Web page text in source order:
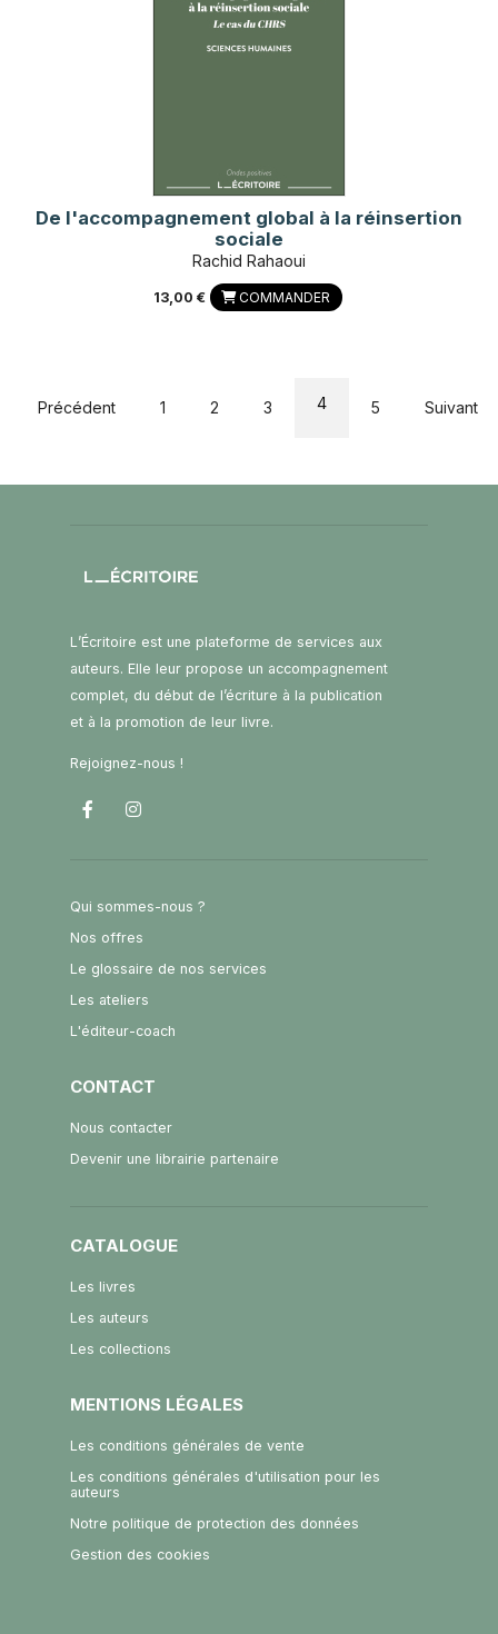
De l'accompagnement global à la réinsertion
sociale
Rachid Rahaoui
13,00 € COMMANDER
Précédent 1 2 3 4 5 Suivant
L’Écritoire est une plateforme de services aux
auteurs. Elle leur propose un accompagnement
complet, du début de l’écriture à la publication
et à la promotion de leur livre.
Rejoignez-nous !
Qui sommes-nous ?
Nos offres
Le glossaire de nos services
Les ateliers
L'éditeur-coach
CONTACT
Nous contacter
Devenir une librairie partenaire
CATALOGUE
Les livres
Les auteurs
Les collections
MENTIONS LÉGALES
Les conditions générales de vente
Les conditions générales d'utilisation pour les
auteurs
Notre politique de protection des données
Gestion des cookies